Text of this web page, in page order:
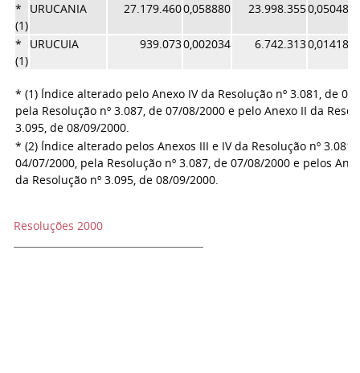
*
(1)
URUCANIA 27.179.4600,058880 23.998.3550,050487
*
(1)
URUCUIA 939.0730,002034 6.742.3130,014184
* (1) Índice alterado pelo Anexo IV da Resolução nº 3.081, de
pela Resolução nº 3.087, de 07/08/2000 e pelo Anexo II da
3.095, de 08/09/2000.
* (2) Índice alterado pelos Anexos III e IV da Resolução nº 3.081,
04/07/2000, pela Resolução nº 3.087, de 07/08/2000 e pelos
da Resolução nº 3.095, de 08/09/2000.
Resoluções 2000